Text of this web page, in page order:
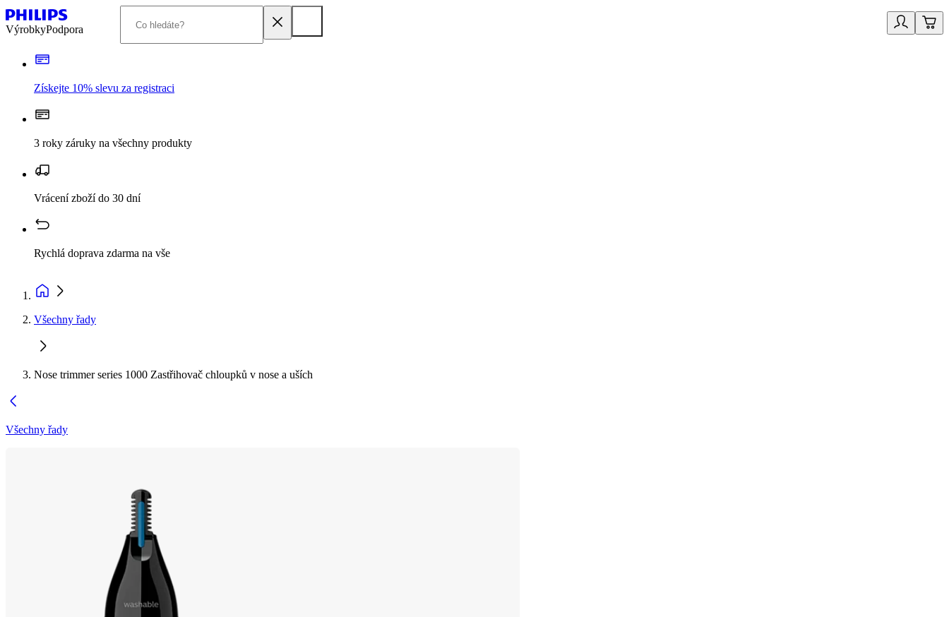
VýrobkyPodpora
Získejte 10% slevu za registraci
3 roky záruky na všechny produkty
Vrácení zboží do 30 dní
Rychlá doprava zdarma na vše
Všechny řady
Nose trimmer series 1000 Zastřihovač chloupků v nose a uších
Všechny řady